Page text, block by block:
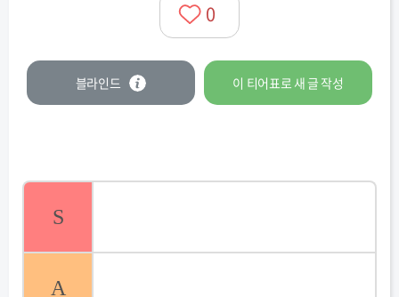
0
블라인드 이 티어표로 새 글 작성
S
A